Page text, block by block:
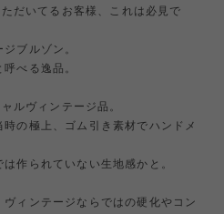
だいてるお客様、これは必見で
ブルゾン。
べる逸品。
ルヴィンテージ品。
の極上、ゴム引き素材でハンドメ
作られていない生地感かと。
ィンテージならではの硬化やコン